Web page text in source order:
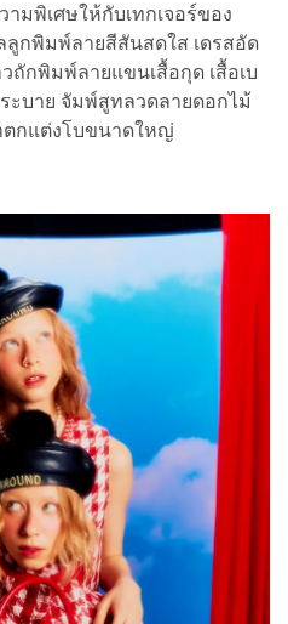
มพิเศษให้กับเทกเจอร์ของ
ลูกพิมพ์ลายสีสันสดใส เดรสอัด
ถักพิมพ์ลายแขนเสื้อกุด เสื้อเบ
ะบาย จัมพ์สูทลวดลายดอกไม้
ตกแต่งโบขนาดใหญ่